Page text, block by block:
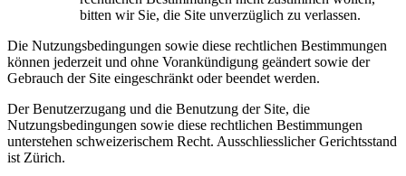
bitten wir Sie, die Site unverzüglich zu verlassen.
Die Nutzungsbedingungen sowie diese rechtlichen Bestimmungen
können jederzeit und ohne Vorankündigung geändert sowie der
Gebrauch der Site eingeschränkt oder beendet werden.
Der Benutzerzugang und die Benutzung der Site, die
Nutzungsbedingungen sowie diese rechtlichen Bestimmungen
unterstehen schweizerischem Recht. Ausschliesslicher Gerichtsstand
ist Zürich.